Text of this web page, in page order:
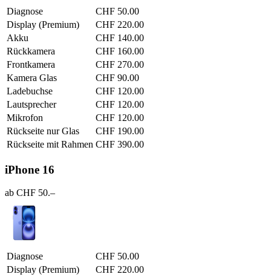
Diagnose
CHF 50.00
Display (Premium)
CHF 220.00
Akku
CHF 140.00
Rückkamera
CHF 160.00
Frontkamera
CHF 270.00
Kamera Glas
CHF 90.00
Ladebuchse
CHF 120.00
Lautsprecher
CHF 120.00
Mikrofon
CHF 120.00
Rückseite nur Glas
CHF 190.00
Rückseite mit Rahmen CHF 390.00
iPhone 16
ab CHF 50.–
Diagnose
CHF 50.00
Display (Premium)
CHF 220.00